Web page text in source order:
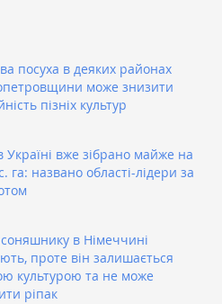
посуха в деяких районах
може знизити
пізніх культур
Україні вже зібрано майже на
га: названо області-лідери за
в Німеччині
проте він залишається
культурою та не може
ріпак